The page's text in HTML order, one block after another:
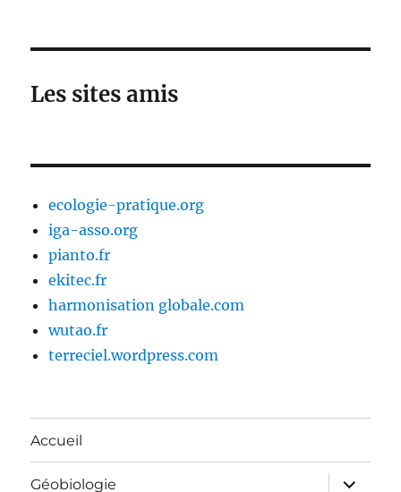
Les sites amis
ecologie-pratique.org
iga-asso.org
pianto.fr
ekitec.fr
harmonisation globale.com
wutao.fr
terreciel.wordpress.com
Accueil
Géobiologie
ouvrir